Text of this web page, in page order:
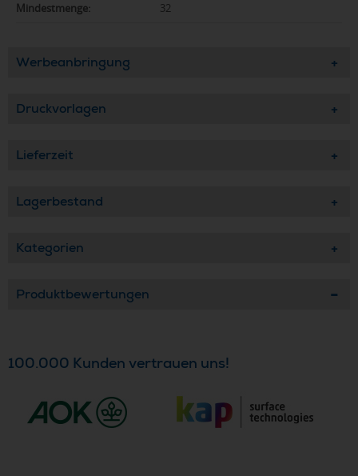
Mindestmenge: 32
Werbeanbringung
Druckvorlagen
Lieferzeit
Lagerbestand
Kategorien
Produktbewertungen
100.000 Kunden vertrauen uns!